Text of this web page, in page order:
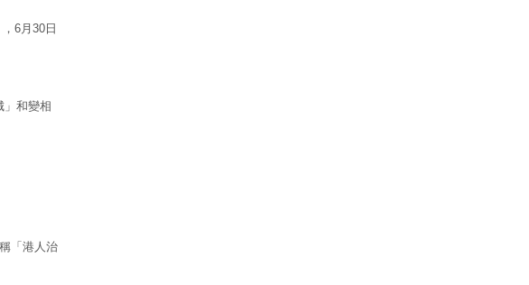
6月30日
」和變相
「港人治